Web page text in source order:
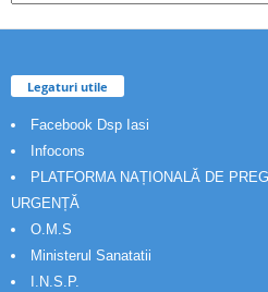
Legaturi utile
Facebook Dsp Iasi
Infocons
PLATFORMA NAȚIONALĂ DE
URGENȚĂ
O.M.S
Ministerul Sanatatii
I.N.S.P.